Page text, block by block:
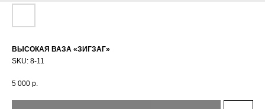
ВЫСОКАЯ ВАЗА «ЗИГЗАГ»
SKU: 8-11
5 000 р.